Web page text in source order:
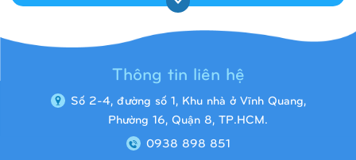
Thông tin liên hệ
Số 2-4, đường số 1, Khu nhà ở Vĩnh Quang,
Phường 16, Quận 8, TP.HCM.
0938 898 851